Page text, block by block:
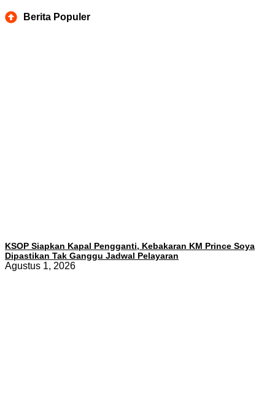
Berita Populer
KSOP Siapkan Kapal Pengganti, Kebakaran KM Prince Soya
Dipastikan Tak Ganggu Jadwal Pelayaran
Agustus 1, 2026